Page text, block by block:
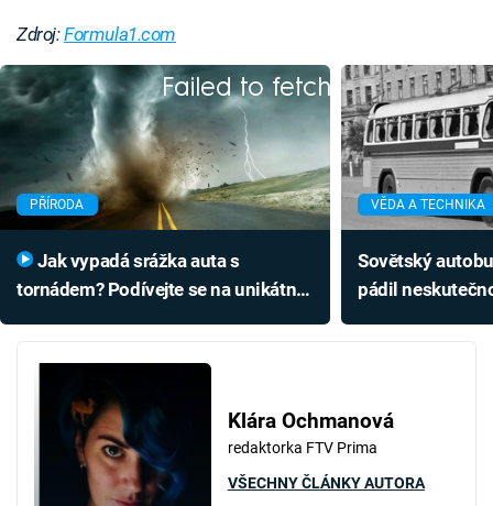
Zdroj:Formula1.com
Failed to fetch
PŘÍRODA
tornádem? Podívejte se na unikátní
VĚDA A TECHNIKA
Sovětský
pádil
Klára Ochmanová
redaktorka FTV Prima
VŠECHNY ČLÁNKY AUTORA